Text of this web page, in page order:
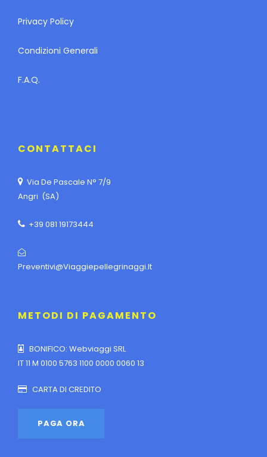
Privacy Policy
Condizioni Generali
F.A.Q.
CONTATTACI
Via De Pascale N° 7/9
Angri (SA)
+39 081 19173444
Preventivi@viaggiepellegrinaggi.it
METODI DI PAGAMENTO
BONIFICO: Webviaggi SRL
IT 11 M 0100 5763 1100 0000 0060 13
CARTA DI CREDITO